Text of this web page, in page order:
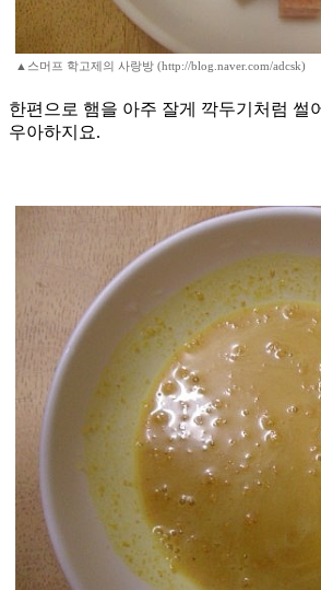
▲스머프 학고제의 사랑방 (http://blog.naver.com/adcsk)
한편으로 햄을 아주 잘게 깍두기처럼 썰
우아하지요.